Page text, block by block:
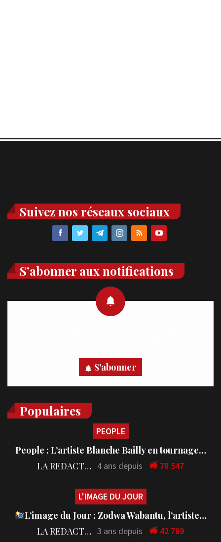
Suivez nos réseaux sociaux
S’abonner aux notifications
S'abonner
Populaires
PEOPLE
People : L’artiste Blanche Bailly en tournage…
LA REDACTION 4 ans depuis 78 547
L'IMAGE DU JOUR
L’image du Jour : Zodwa Wabantu, l’artiste…
LA REDACTION 3 ans depuis 42 789